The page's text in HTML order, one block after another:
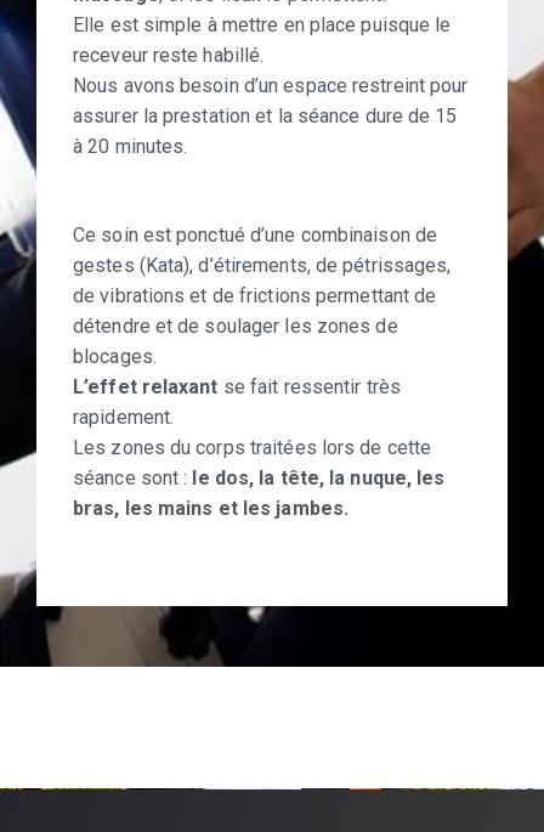
Elle est simple à mettre en place puisque le
receveur reste habillé.
Nous avons besoin d’un espace restreint pour
assurer la prestation et la séance dure de 15
à 20 minutes.
Ce soin est ponctué d’une combinaison de
gestes (Kata), d’étirements, de pétrissages,
de vibrations et de frictions permettant de
détendre et de soulager les zones de
blocages.
L’effet relaxant se fait ressentir très
rapidement.
Les zones du corps traitées lors de cette
séance sont : le dos, la tête, la nuque, les
bras, les mains et les jambes.